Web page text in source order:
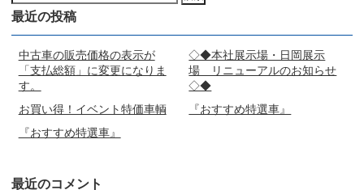
索:
最近の投稿
中古車の販売価格の表示が
「支払総額」に変更になりま
す。
◇◆本社展示場・日岡展示
場 リニューアルのお知らせ
◇◆
お買い得！イベント特価車輌
『おすすめ特選車』
『おすすめ特選車』
最近のコメント